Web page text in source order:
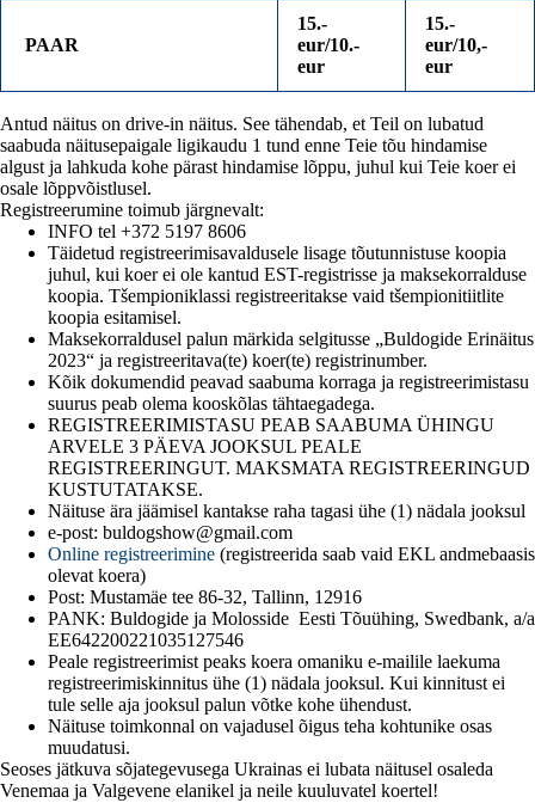
PAAR
15.-
eur/10.-
eur
15.-
eur/10,-
eur
Antud näitus on drive-in näitus. See tähendab, et Teil on lubatud
saabuda näitusepaigale ligikaudu 1 tund enne Teie tõu hindamise
algust ja lahkuda kohe pärast hindamise lõppu, juhul kui Teie koer ei
osale lõppvõistlusel.
Registreerumine toimub järgnevalt:
INFO tel +372 5197 8606
Täidetud registreerimisavaldusele lisage tõutunnistuse koopia
juhul, kui koer ei ole kantud EST-registrisse ja maksekorralduse
koopia. Tšempioniklassi registreeritakse vaid tšempionitiitlite
koopia esitamisel.
Maksekorraldusel palun märkida selgitusse „Buldogide Erinäitus
2023“ ja registreeritava(te) koer(te) registrinumber.
Kõik dokumendid peavad saabuma korraga ja registreerimistasu
suurus peab olema kooskõlas tähtaegadega.
REGISTREERIMISTASU PEAB SAABUMA ÜHINGU
ARVELE 3 PÄEVA JOOKSUL PEALE
REGISTREERINGUT. MAKSMATA REGISTREERINGUD
KUSTUTATAKSE.
Näituse ära jäämisel kantakse raha tagasi ühe (1) nädala jooksul
e-post: buldogshow@gmail.com
Online registreerimine (registreerida saab vaid EKL andmebaasis
olevat koera)
Post: Mustamäe tee 86-32, Tallinn, 12916
PANK: Buldogide ja Molosside Eesti Tõuühing, Swedbank, a/a
EE642200221035127546
Peale registreerimist peaks koera omaniku e-mailile laekuma
registreerimiskinnitus ühe (1) nädala jooksul. Kui kinnitust ei
tule selle aja jooksul palun võtke kohe ühendust.
Näituse toimkonnal on vajadusel õigus teha kohtunike osas
muudatusi.
Seoses jätkuva sõjategevusega Ukrainas ei lubata näitusel osaleda
Venemaa ja Valgevene elanikel ja neile kuuluvatel koertel!